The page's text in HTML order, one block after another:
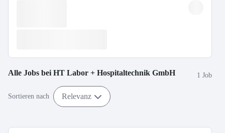
Alle Jobs bei HT Labor + Hospitaltechnik GmbH 1 Job
Sortieren nach Relevanz